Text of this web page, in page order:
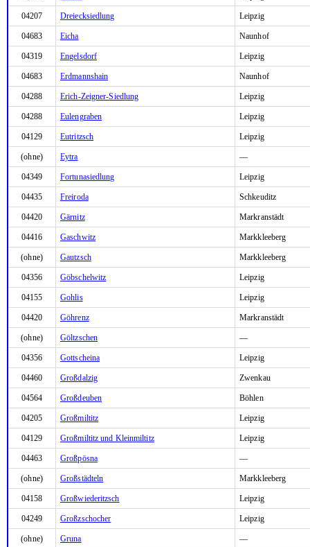
04207 Dreiecksiedlung Leipzig
04683 Eicha Naunhof
04319 Engelsdorf Leipzig
04683 Erdmannshain Naunhof
04288 Erich-Zeigner-Siedlung Leipzig
04288 Eulengraben Leipzig
04129 Eutritzsch Leipzig
(ohne) Eytra —
04349 Fortunasiedlung Leipzig
04435 Freiroda Schkeuditz
04420 Gärnitz Markranstädt
04416 Gaschwitz Markkleeberg
(ohne) Gautzsch Markkleeberg
04356 Göbschelwitz Leipzig
04155 Gohlis Leipzig
04420 Göhrenz Markranstädt
(ohne) Göltzschen —
04356 Gottscheina Leipzig
04460 Großdalzig Zwenkau
04564 Großdeuben Böhlen
04205 Großmiltitz Leipzig
04129 Großmiltitz und Kleinmiltitz Leipzig
04463 Großpösna —
(ohne) Großstädteln Markkleeberg
04158 Großwiederitzsch Leipzig
04249 Großzschocher Leipzig
(ohne) Gruna —